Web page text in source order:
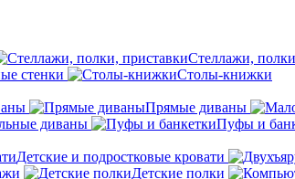
Стеллажи,
стенки
Столы-книжки
Прямые диваны
диваны
Пуфы и
Детские и подростковые кровати
Детские полки